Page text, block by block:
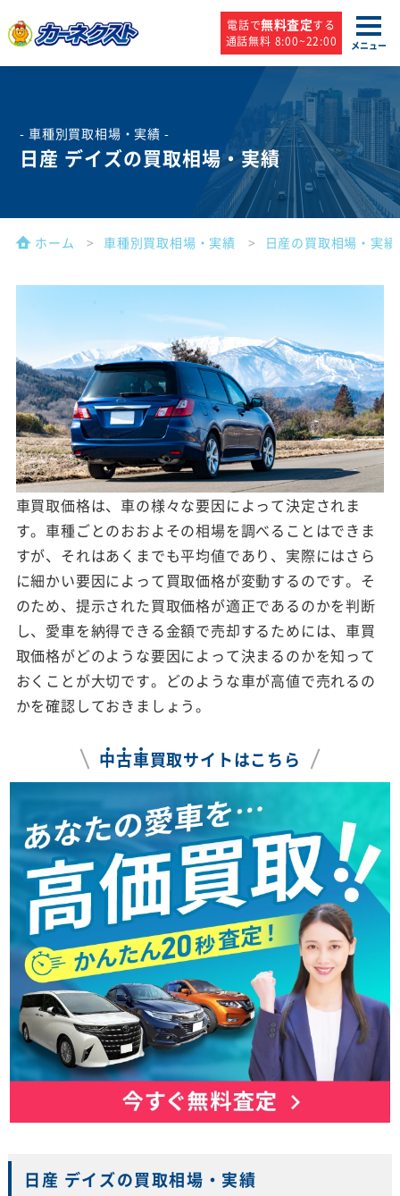
電話で無料査定する
通話無料 8:00~22:00
メニュー
- 車種別買取相場・実績 -
日産 デイズの買取相場・実績
ホーム 車種別買取相場・実績 日産の買取相場・実績
車買取価格は、車の様々な要因によって決定されま
す。車種ごとのおおよその相場を調べることはできま
すが、それはあくまでも平均値であり、実際にはさら
に細かい要因によって買取価格が変動するのです。そ
のため、提示された買取価格が適正であるのかを判断
し、愛車を納得できる金額で売却するためには、車買
取価格がどのような要因によって決まるのかを知って
おくことが大切です。どのような車が高値で売れるの
かを確認しておきましょう。
中古車買取サイトはこちら
日産 デイズの買取相場・実績